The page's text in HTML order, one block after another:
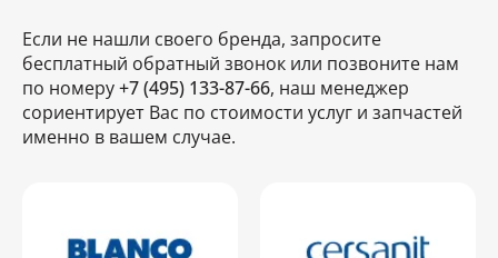
Если не нашли своего бренда, запросите
бесплатный обратный звонок или позвоните нам
по номеру+7 (495) 133-87-66, наш менеджер
сориентирует Вас по стоимости услуг и запчастей
именно в вашем случае.